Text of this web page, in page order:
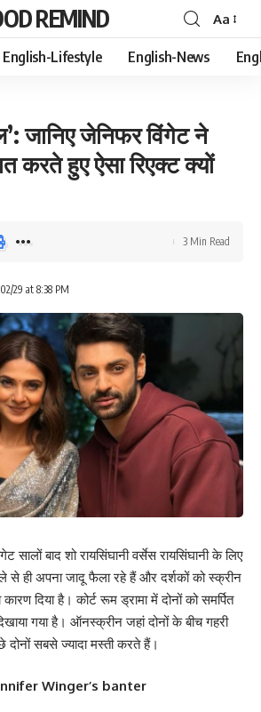
REMIND
Font
Resizer
Aa
English-Lifestyle English-News
जानिए जेनिफर विंगेट ने
करते हुए ऐसा रिएक्ट क्यों
29 at 8:38 PM
3 Min Read
सालों बाद शो रायसिंघानी वर्सेस रायसिंघानी के लिए
से ही अपना जादू फैला रहे हैं और दर्शकों को स्क्रीन
दिया है। कोर्ट रूम ड्रामा में दोनों को समर्पित
गया है। ऑनस्क्रीन जहां दोनों के बीच गहरी
दोनों सबसे ज्यादा मस्ती करते हैं।
Winger’s banter